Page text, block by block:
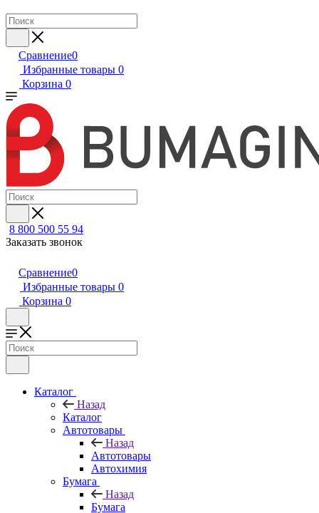
Сравнение0
Избранные товары 0
Корзина 0
8 800 500 55 94
Заказать звонок
Сравнение0
Избранные товары 0
Корзина 0
Каталог
Назад
Каталог
Автотовары
Назад
Автотовары
Автохимия
Бумага
Назад
Бумага